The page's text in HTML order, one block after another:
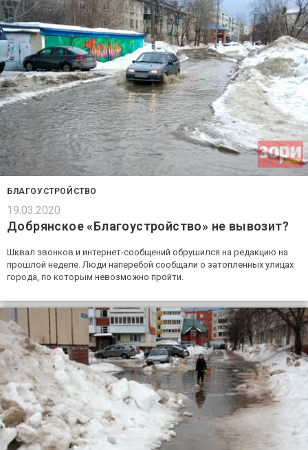
БЛАГОУСТРОЙСТВО
19.03.2020
Добрянское «Благоустройство» не вывозит?
Шквал звонков и интернет-сообщений обрушился на редакцию на
прошлой неделе. Люди наперебой сообщали о затопленных улицах
города, по которым невозможно пройти.